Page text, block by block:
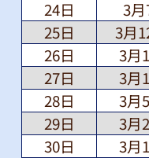
24日
3
25日
3月
26日
3月
27日
3月
28日
3月
29日
3月
30日
3月